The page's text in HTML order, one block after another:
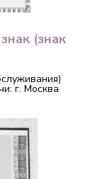
(знак
г. Москва